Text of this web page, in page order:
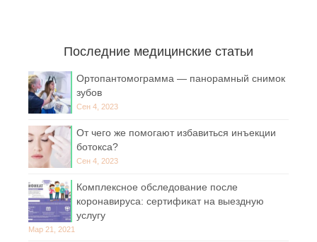
Последние медицинские статьи
Ортопантомограмма — панорамный снимок
зубов
Сен 4, 2023
От чего же помогают избавиться инъекции
ботокса?
Сен 4, 2023
Комплексное обследование после
коронавируса: сертификат на выездную
услугу
Мар 21, 2021